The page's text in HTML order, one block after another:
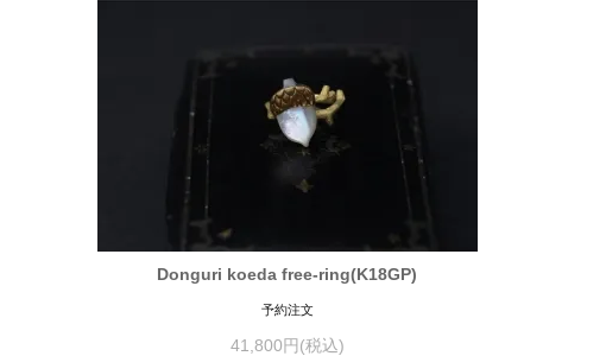
Donguri koeda free-ring(K18GP)
予約注文
41,800円(税込)